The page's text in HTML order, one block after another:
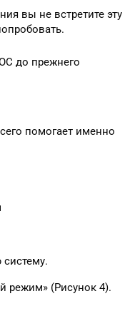
вы не встретите эту
до прежнего
помогает именно
режим» (Рисунок 4).